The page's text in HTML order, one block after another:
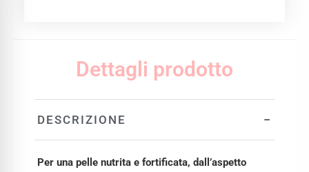
Dettagli prodotto
DESCRIZIONE −
Per una pelle nutrita e fortificata, dall’aspetto